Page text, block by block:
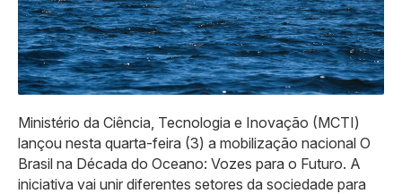
Ministério da Ciência, Tecnologia e Inovação (MCTI)
lançou nesta quarta-feira (3) a mobilização nacional O
Brasil na Década do Oceano: Vozes para o Futuro. A
iniciativa vai unir diferentes setores da sociedade para